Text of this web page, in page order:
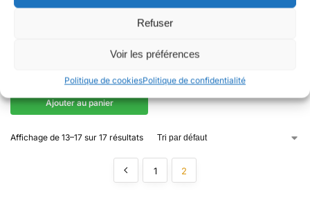
Refuser
Voir les préférences
Politique de cookiesPolitique de confidentialité
PUNAISES DE
TERRE DE DIATOMÉE EN SPRAY
Ajouter au panier
Affichage de 13–17 sur 17 résultats
1 2